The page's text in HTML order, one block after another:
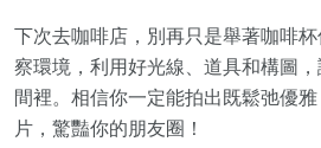
下次去咖啡店，別再只是舉著咖啡
察環境，利用好光線、道具和構圖
間裡。相信你一定能拍出既鬆弛優
片，驚豔你的朋友圈！